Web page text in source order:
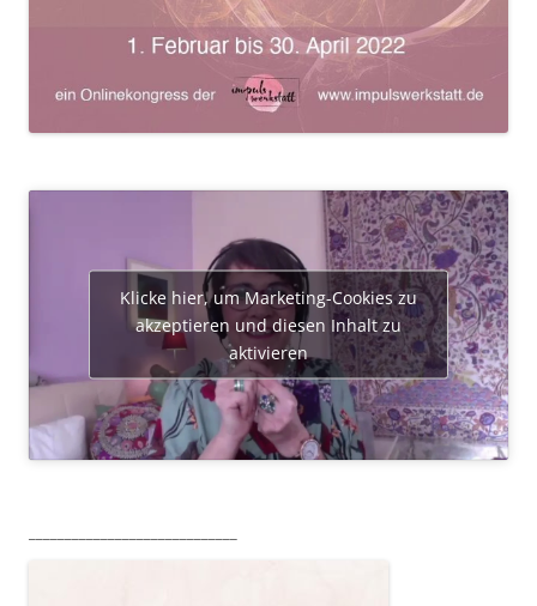
Klicke hier, um Marketing-Cookies zu
akzeptieren und diesen Inhalt zu
aktivieren